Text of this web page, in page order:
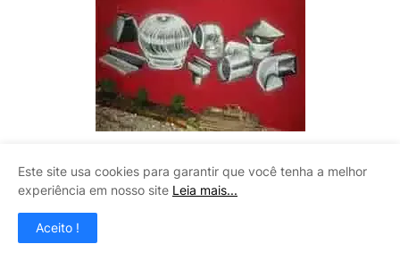
LITOMAQ
Este site usa cookies para garantir que você tenha a melhor
experiência em nosso site Leia mais...
Aceito !